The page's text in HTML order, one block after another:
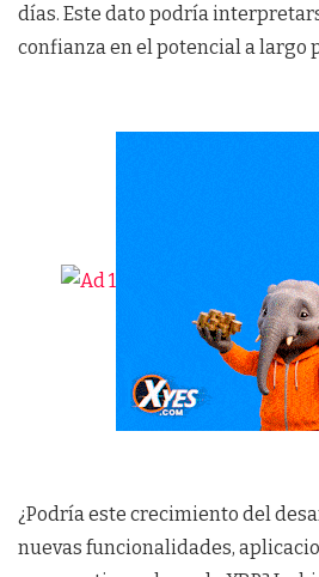
días. Este dato podría
confianza en el potencial a largo
¿Podría este crecimiento del
nuevas funcionalidades,